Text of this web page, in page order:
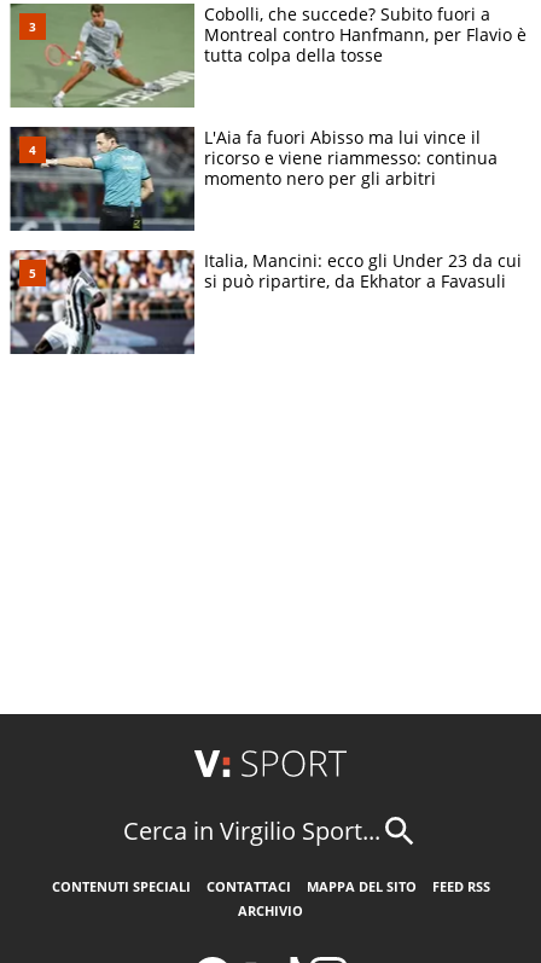
Cobolli, che succede? Subito fuori a
Montreal contro Hanfmann, per Flavio è
tutta colpa della tosse
L'Aia fa fuori Abisso ma lui vince il
ricorso e viene riammesso: continua
momento nero per gli arbitri
Italia, Mancini: ecco gli Under 23 da cui
si può ripartire, da Ekhator a Favasuli
Cerca in Virgilio Sport...
CONTENUTI SPECIALI CONTATTACI MAPPA DEL SITO
FEED RSS
ARCHIVIO